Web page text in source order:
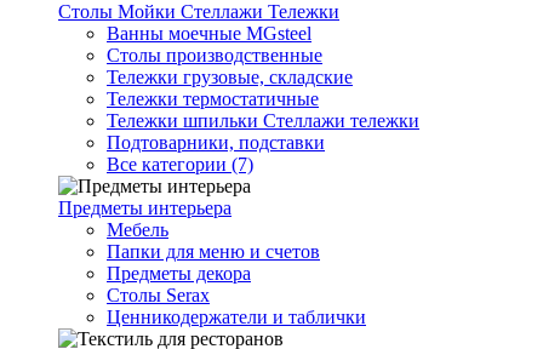
Столы Мойки Стеллажи Тележки
Ванны моечные MGsteel
Столы производственные
Тележки грузовые, складские
Тележки термостатичные
Тележки шпильки Стеллажи тележки
Подтоварники, подставки
Все категории (7)
Предметы интерьера
Мебель
Папки для меню и счетов
Предметы декора
Столы Serax
Ценникодержатели и таблички